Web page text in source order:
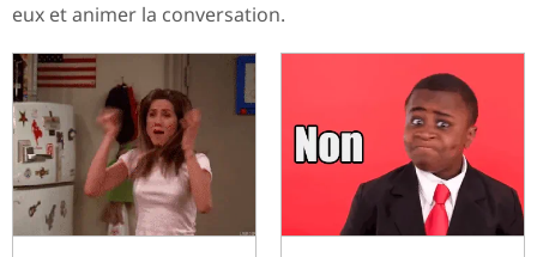
eux et animer la conversation.